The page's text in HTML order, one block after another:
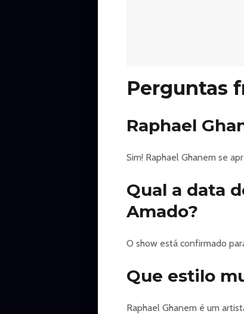
Perguntas
Raphael
Sim! Raphael Ghanem se
Qual a data
Amado?
O show está confirmado
Que estilo
Raphael Ghanem é um